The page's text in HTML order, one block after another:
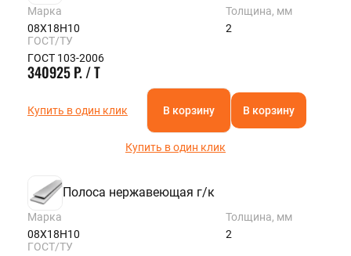
Марка
08Х18Н10
Толщина, мм
2
ГОСТ/ТУ
ГОСТ 103-2006
340925 Р. / Т
Купить в один клик В корзину В корзину
Купить в один клик
Полоса нержавеющая г/к
Марка
08Х18Н10
Толщина, мм
2
ГОСТ/ТУ